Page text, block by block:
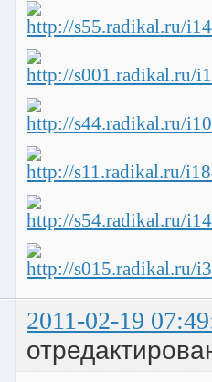
2011-02-19